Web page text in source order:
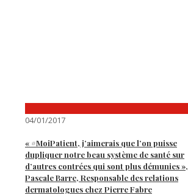
04/01/2017
« #MoiPatient, j’aimerais que l’on puisse
dupliquer notre beau système de santé sur
d’autres contrées qui sont plus démunies »,
Pascale Barre, Responsable des relations
dermatologues chez Pierre Fabre